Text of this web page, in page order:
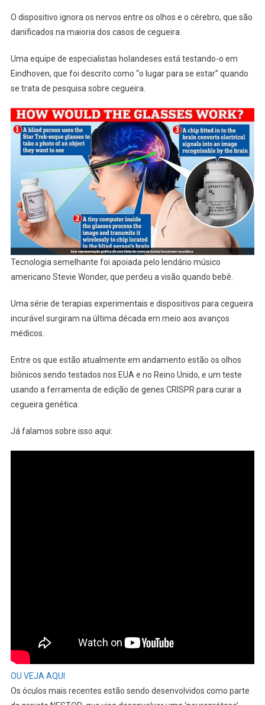
O dispositivo ignora os nervos entre os olhos e o cérebro, que são
danificados na maioria dos casos de cegueira.
Uma equipe de especialistas holandeses está testando-o em
Eindhoven, que foi descrito como “o lugar para se estar” quando
se trata de pesquisa sobre cegueira.
Tecnologia semelhante foi apoiada pelo lendário músico
americano Stevie Wonder, que perdeu a visão quando bebê.
Uma série de terapias experimentais e dispositivos para cegueira
incurável surgiram na última década em meio aos avanços
médicos.
Entre os que estão atualmente em andamento estão os olhos
biônicos sendo testados nos EUA e no Reino Unido, e um teste
usando a ferramenta de edição de genes CRISPR para curar a
cegueira genética.
Já falamos sobre isso aqui:
OU VEJA AQUI
Os óculos mais recentes estão sendo desenvolvidos como parte